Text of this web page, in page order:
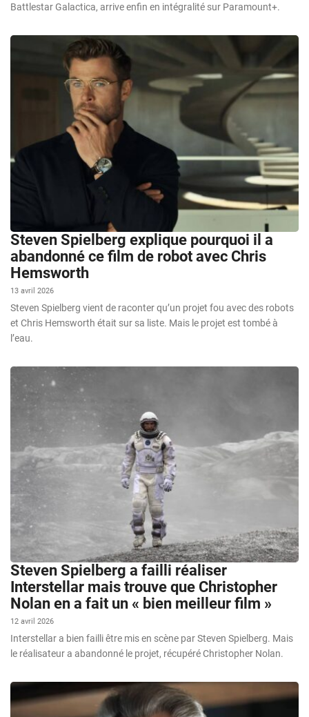
Battlestar Galactica, arrive enfin en intégralité sur Paramount+.
Steven Spielberg explique pourquoi il a
abandonné ce film de robot avec Chris
Hemsworth
13 avril 2026
Steven Spielberg vient de raconter qu’un projet fou avec des robots
et Chris Hemsworth était sur sa liste. Mais le projet est tombé à
l’eau.
Steven Spielberg a failli réaliser
Interstellar mais trouve que Christopher
Nolan en a fait un « bien meilleur film »
12 avril 2026
Interstellar a bien failli être mis en scène par Steven Spielberg. Mais
le réalisateur a abandonné le projet, récupéré Christopher Nolan.